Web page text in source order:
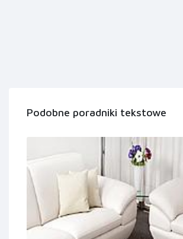
Podobne poradniki tekstowe